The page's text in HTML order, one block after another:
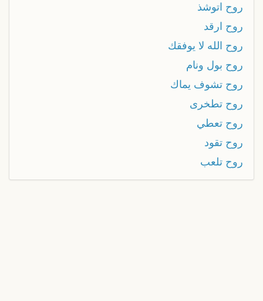
روح اتوشذ
روح ارقد
روح الله لا يوفقك
روح بول ونام
روح تشوف يماك
روح تطخرى
روح تعطي
روح تقود
روح تلعب